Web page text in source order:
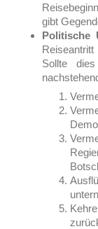
gibt
Politische
Reiseantritt
Sollte